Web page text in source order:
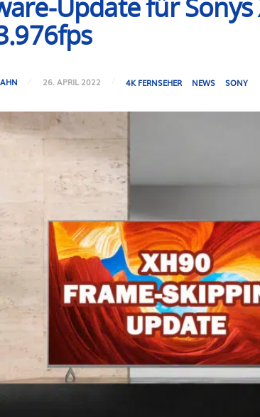
Update für
26. APRIL 2022 4K FERNSEHER NEWS SONY